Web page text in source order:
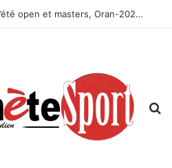
Championnat national d’été open et masters, Oran-2026 — Le CRB s’adjuge le titre